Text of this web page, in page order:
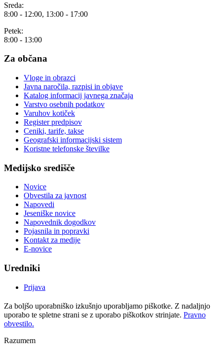
Sreda:
8:00 - 12:00, 13:00 - 17:00
Petek:
8:00 - 13:00
Za občana
Vloge in obrazci
Javna naročila, razpisi in objave
Katalog informacij javnega značaja
Varstvo osebnih podatkov
Varuhov kotiček
Register predpisov
Ceniki, tarife, takse
Geografski informacijski sistem
Koristne telefonske številke
Medijsko središče
Novice
Obvestila za javnost
Napovedi
Jeseniške novice
Napovednik dogodkov
Pojasnila in popravki
Kontakt za medije
E-novice
Uredniki
Prijava
Za boljšo uporabniško izkušnjo uporabljamo piškotke. Z nadaljnjo
uporabo te spletne strani se z uporabo piškotkov strinjate. Pravno
obvestilo.
Razumem